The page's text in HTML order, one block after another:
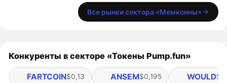
Все рынки сектора «Мемкоины»
Конкуренты в секторе «Токены Pump.fun»
FARTCOIN$0,13 ANSEM$0,195 WOULD